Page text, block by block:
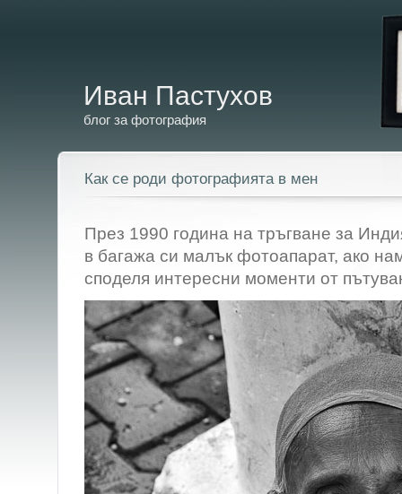
Иван Пастухов
блог за фотография
Как се роди фотографията в мен
През 1990 година на тръгване за
в багажа си малък фотоапарат, ако
споделя интересни моменти от